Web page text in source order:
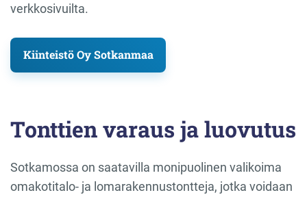
verkkosivuilta.
Kiinteistö Oy Sotkanmaa
Tonttien varaus ja luovutus
Sotkamossa on saatavilla monipuolinen valikoima
omakotitalo- ja lomarakennustontteja, jotka voidaan